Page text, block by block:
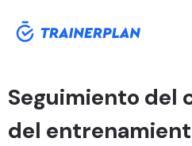
Seguimiento del
del